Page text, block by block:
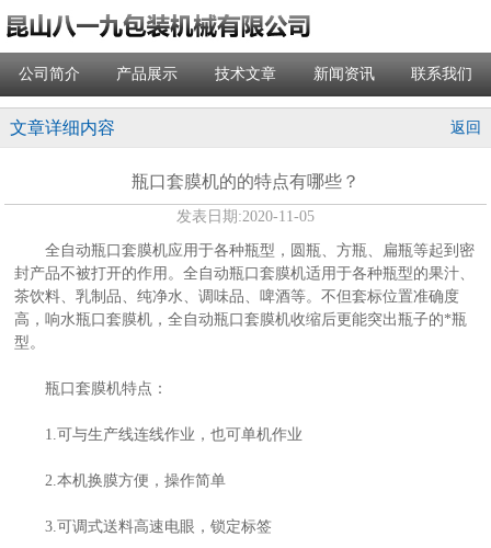
公司简介 产品展示 技术文章 新闻资讯 联系我们
文章详细内容 返回
瓶口套膜机的的特点有哪些？
发表日期:2020-11-05
全自动瓶口套膜机应用于各种瓶型，圆瓶、方瓶、扁瓶等起到密
封产品不被打开的作用。全自动瓶口套膜机适用于各种瓶型的果汁、
茶饮料、乳制品、纯净水、调味品、啤酒等。不但套标位置准确度
高，响水瓶口套膜机，全自动瓶口套膜机收缩后更能突出瓶子的*瓶
型。
瓶口套膜机特点：
1.可与生产线连线作业，也可单机作业
2.本机换膜方便，操作简单
3.可调式送料高速电眼，锁定标签